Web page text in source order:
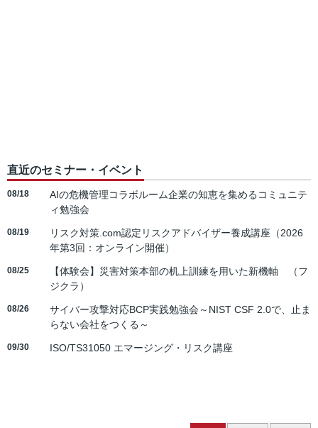
直近のセミナー・イベント
08/18
AIの危機管理コラボルーム企業の知恵を集めるコミュニテ
ィ勉強会
08/19
リスク対策.com認定リスクアドバイザー養成講座（2026
年第3回：オンライン開催）
08/25
【体験会】災害対策本部の机上訓練を用いた新機軸 （フ
ジクラ）
08/26
サイバー攻撃対応BCP実践勉強会～NIST CSF 2.0で、止ま
らない会社をつくる～
09/30 ISO/TS31050 エマージング・リスク講座